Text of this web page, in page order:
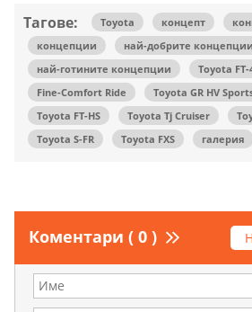
Тагове: Toyota концепт
концепции
най-добрите концепции
най-готините концепции
Toyota FT-
Fine-Comfort Ride
Toyota GR HV
Toyota FT-HS
Toyota Tj Cruiser
Toyota S-FR
Toyota FXS галерия
Коментари ( 0 )